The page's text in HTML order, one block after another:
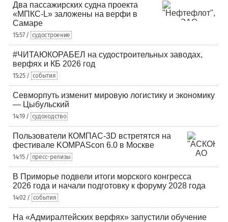
Два пассажирских судна проекта
«МПКС-L» заложены на верфи в
Самаре
15:57 / судостроение
#ЧИТАЮКОРАБЕЛ на судостроительных заводах,
верфях и КБ 2026 год
15:25 / события
Севморпуть изменит мировую логистику и экономику
— Цыбульский
14:19 / судоходство
Пользователи КОМПАС-3D встретятся на
фестивале KOMPAScon 6.0 в Москве
14:15 / пресс-релизы
В Приморье подвели итоги морского конгресса
2026 года и начали подготовку к форуму 2028 года
14:02 / события
На «Адмиралтейских верфях» запустили обучение